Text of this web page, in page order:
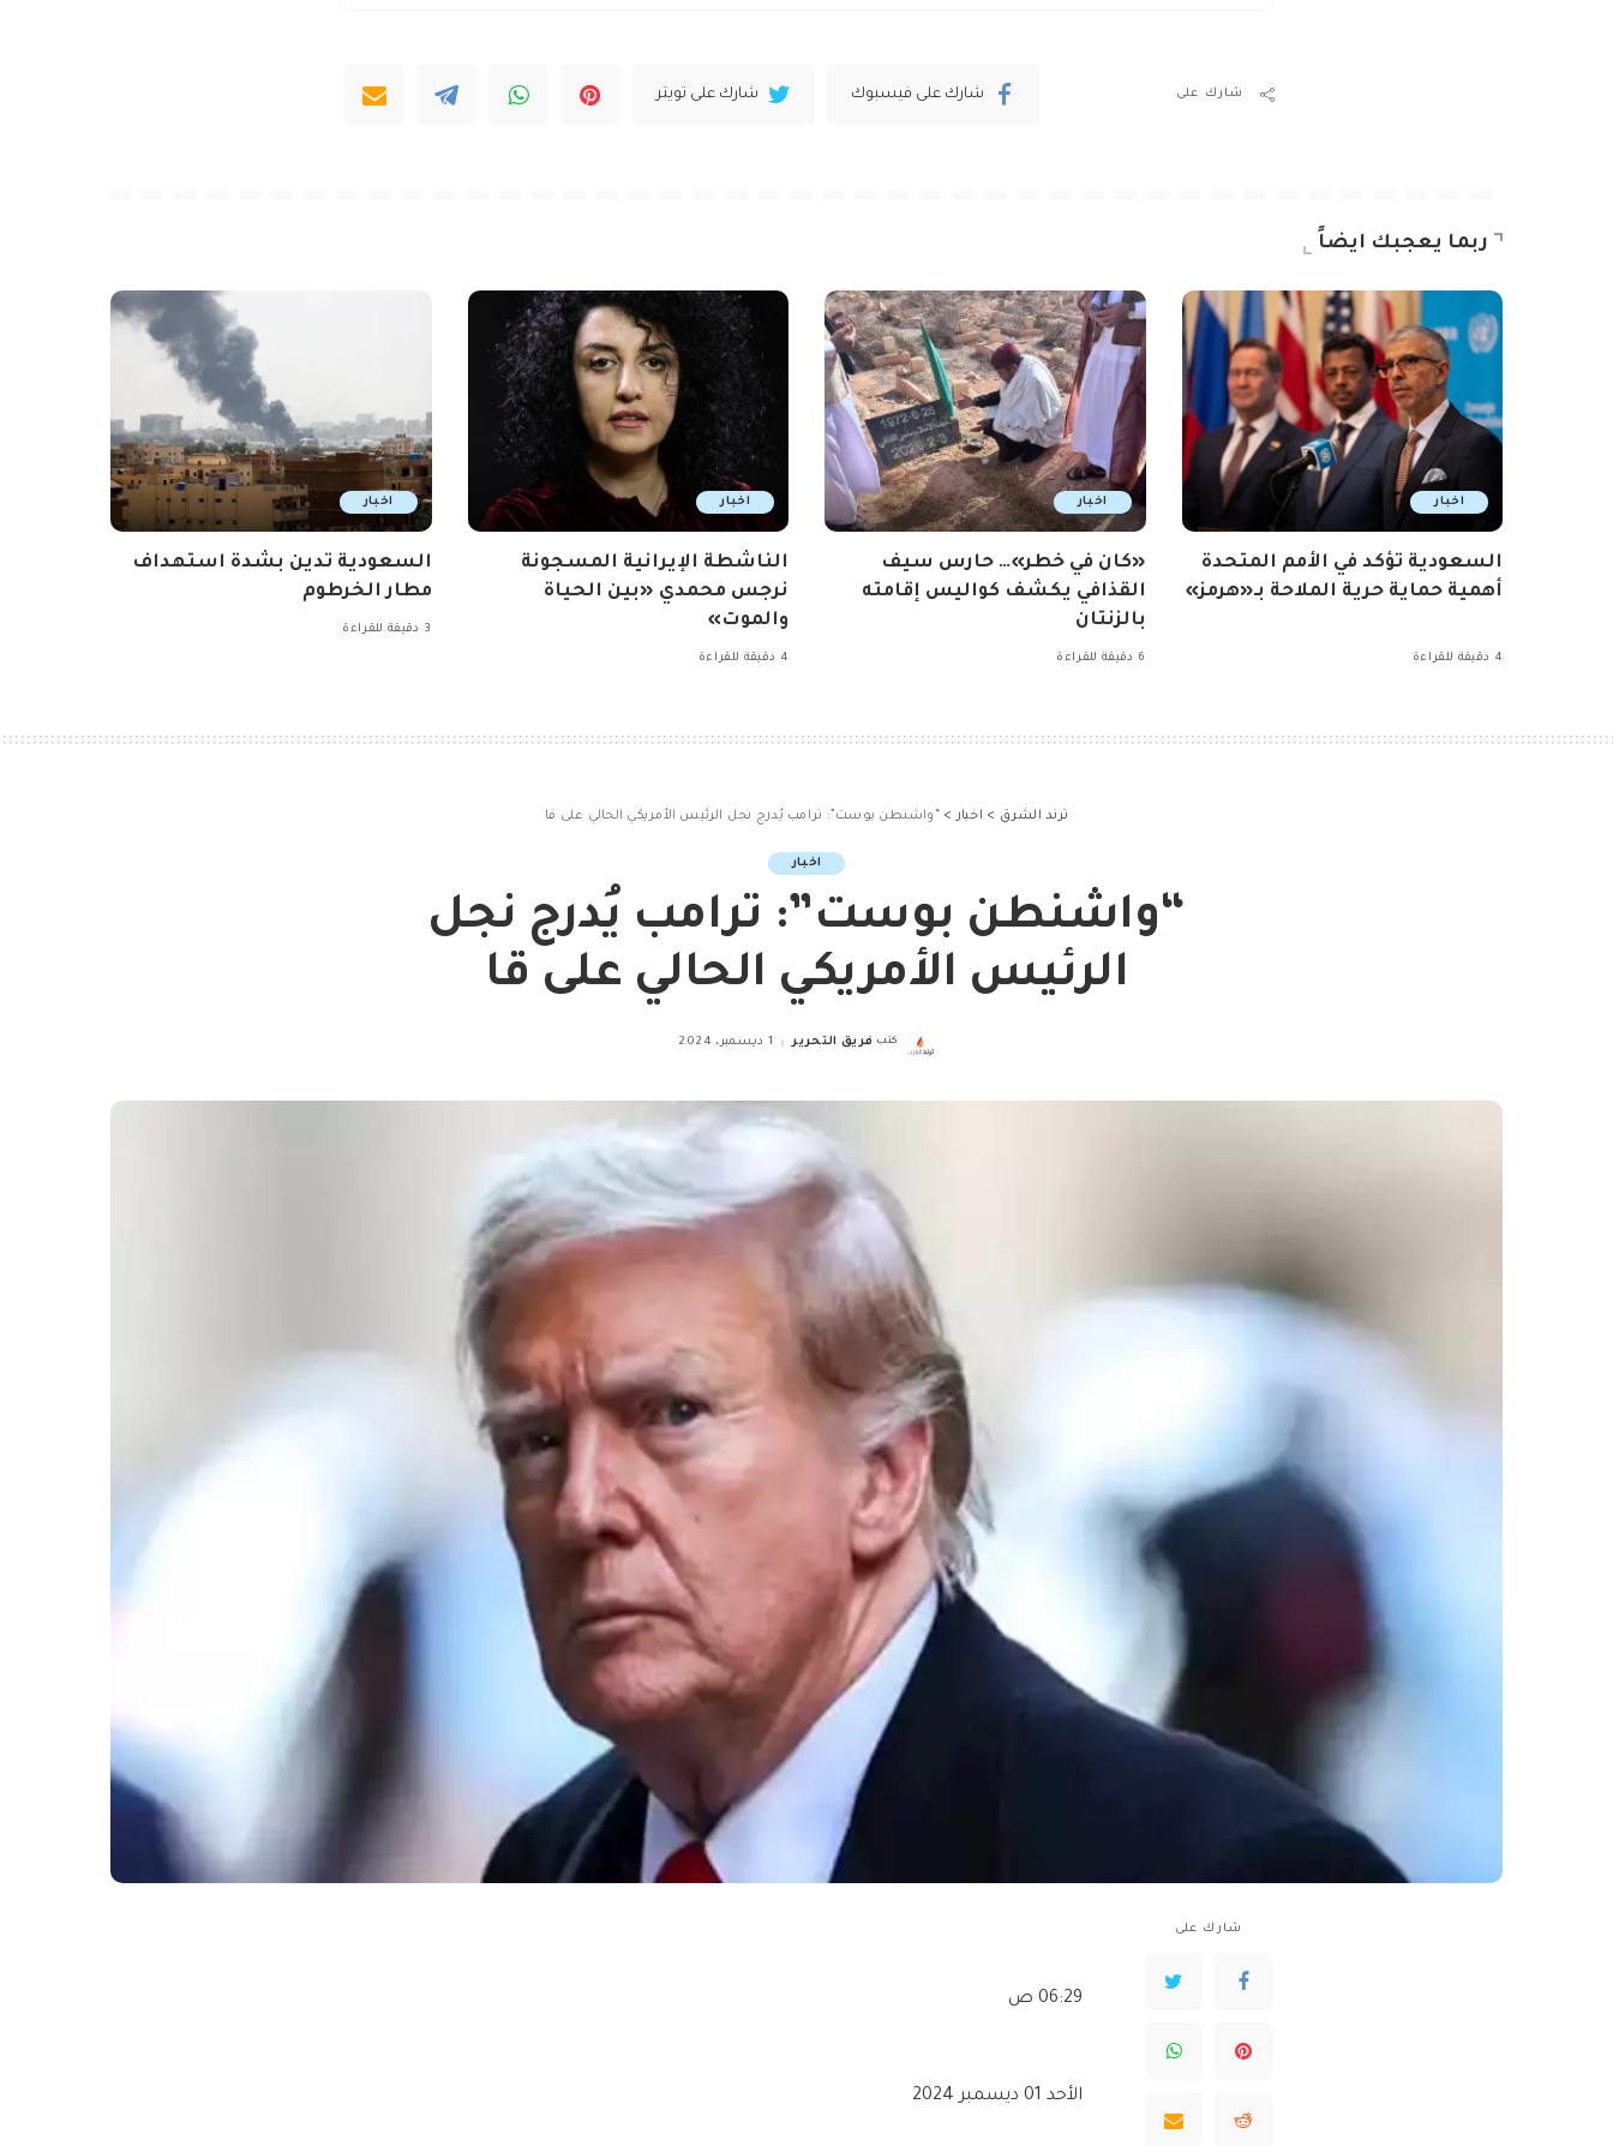
شارك على شارك على فيسبوك شارك على تويتر
ربما يعجبك ايضاً
اخبار
السعودية تؤكد في الأمم المتحدة
أهمية حماية حرية الملاحة بـ«هرمز»
4 دقيقة للقراءة
اخبار
«كان في خطر»… حارس سيف
القذافي يكشف كواليس إقامته
بالزنتان
6 دقيقة للقراءة
اخبار
الناشطة الإيرانية المسجونة
نرجس محمدي «بين الحياة
والموت»
4 دقيقة للقراءة
اخبار
السعودية تدين بشدة استهداف
مطار الخرطوم
3 دقيقة للقراءة
ترند الشرق > اخبار >“واشنطن بوست”: ترامب يُدرج نجل الرئيس الأمريكي الحالي على قا
اخبار
“واشنطن بوست”: ترامب يُدرج نجل
الرئيس الأمريكي الحالي على قا
Posted
كتب فريق التحرير 1 ديسمبر، 2024
شارك على
06:29 ص
الأحد 01 ديسمبر 2024